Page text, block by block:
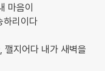
마음이
하리이다
깰지어다 내가 새벽을